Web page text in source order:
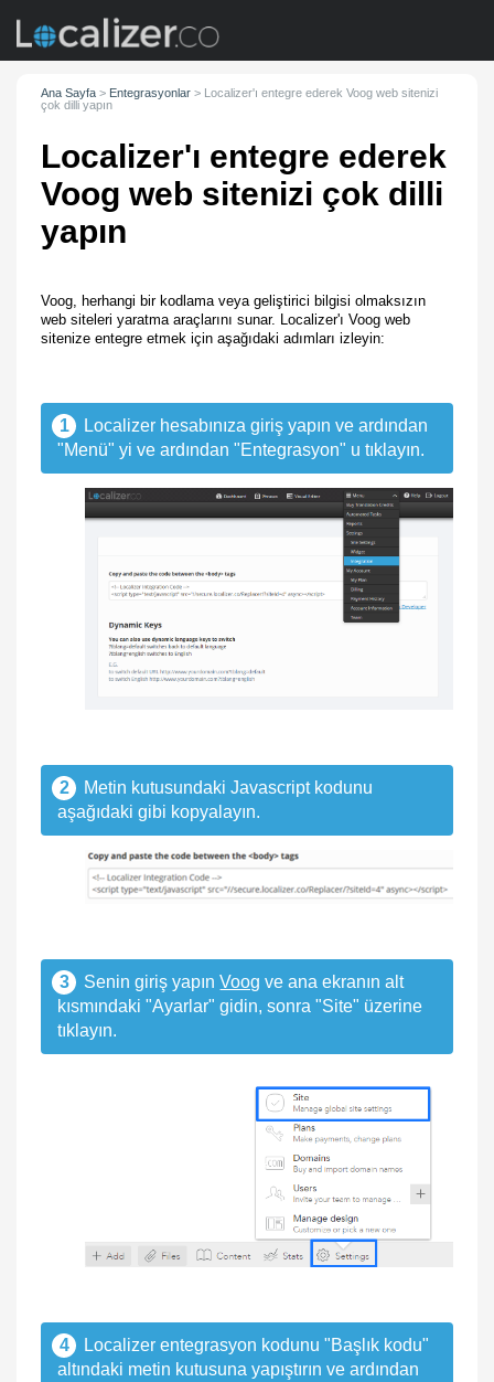
Ana Sayfa > Entegrasyonlar > Localizer'ı entegre ederek Voog web sitenizi
çok dilli yapın
Localizer'ı entegre ederek
Voog web sitenizi çok dilli
yapın
Voog, herhangi bir kodlama veya geliştirici bilgisi olmaksızın
web siteleri yaratma araçlarını sunar. Localizer'ı Voog web
sitenize entegre etmek için aşağıdaki adımları izleyin:
1
Localizer hesabınıza giriş yapın ve ardından
"Menü" yi ve ardından "Entegrasyon" u tıklayın.
2
Metin kutusundaki Javascript kodunu
aşağıdaki gibi kopyalayın.
3 Senin giriş yapınVoog ve ana ekranın alt
kısmındaki "Ayarlar" gidin, sonra "Site" üzerine
tıklayın.
4
Localizer entegrasyon kodunu "Başlık kodu"
altındaki metin kutusuna yapıştırın ve ardından